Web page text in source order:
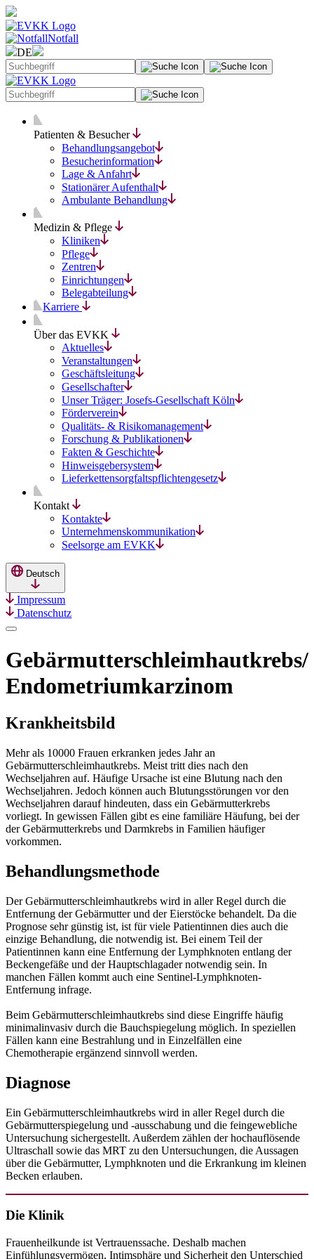
Notfall
DE
Patienten & Besucher
Behandlungsangebot
Besucherinformation
Lage & Anfahrt
Stationärer Aufenthalt
Ambulante Behandlung
Medizin & Pflege
Kliniken
Pflege
Zentren
Einrichtungen
Belegabteilung
Karriere
Über das EVKK
Aktuelles
Veranstaltungen
Geschäftsleitung
Gesellschafter
Unser Träger: Josefs-Gesellschaft Köln
Förderverein
Qualitäts- & Risikomanagement
Forschung & Publikationen
Fakten & Geschichte
Hinweisgebersystem
Lieferkettensorgfaltspflichtengesetz
Kontakt
Kontakte
Unternehmenskommunikation
Seelsorge am EVKK
Deutsch
Impressum
Datenschutz
Gebärmutterschleimhautkrebs/
Endometriumkarzinom
Krankheitsbild
Mehr als 10000 Frauen erkranken jedes Jahr an
Gebärmutterschleimhautkrebs. Meist tritt dies nach den
Wechseljahren auf. Häufige Ursache ist eine Blutung nach den
Wechseljahren. Jedoch können auch Blutungsstörungen vor den
Wechseljahren darauf hindeuten, dass ein Gebärmutterkrebs
vorliegt. In gewissen Fällen gibt es eine familiäre Häufung, bei der
der Gebärmutterkrebs und Darmkrebs in Familien häufiger
vorkommen.
Behandlungsmethode
Der Gebärmutterschleimhautkrebs wird in aller Regel durch die
Entfernung der Gebärmutter und der Eierstöcke behandelt. Da die
Prognose sehr günstig ist, ist für viele Patientinnen dies auch die
einzige Behandlung, die notwendig ist. Bei einem Teil der
Patientinnen kann eine Entfernung der Lymphknoten entlang der
Beckengefäße und der Hauptschlagader notwendig sein. In
manchen Fällen kommt auch eine Sentinel-Lymphknoten-
Entfernung infrage.
Beim Gebärmutterschleimhautkrebs sind diese Eingriffe häufig
minimalinvasiv durch die Bauchspiegelung möglich. In speziellen
Fällen kann eine Bestrahlung und in Einzelfällen eine
Chemotherapie ergänzend sinnvoll werden.
Diagnose
Ein Gebärmutterschleimhautkrebs wird in aller Regel durch die
Gebärmutterspiegelung und -ausschabung und die feingewebliche
Untersuchung sichergestellt. Außerdem zählen der hochauflösende
Ultraschall sowie das MRT zu den Untersuchungen, die Aussagen
über die Gebärmutter, Lymphknoten und die Erkrankung im kleinen
Becken erlauben.
Die Klinik
Frauenheilkunde ist Vertrauenssache. Deshalb machen
Einfühlungsvermögen, Intimsphäre und Sicherheit den Unterschied